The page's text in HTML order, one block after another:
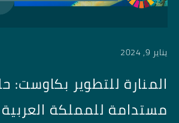
يناير 9, 2024
المنارة للتطوير بكاوست:
مستدامة للمملكة